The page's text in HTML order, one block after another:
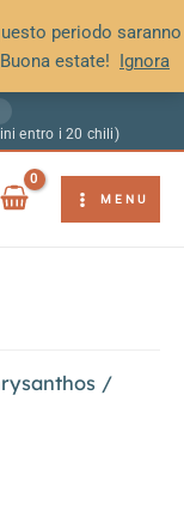
periodo saranno
estate! Ignora
entro i 20 chili)
MENU
/